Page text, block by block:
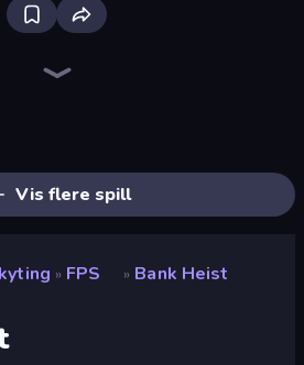
Vis flere spill
» FPS » Bank Heist